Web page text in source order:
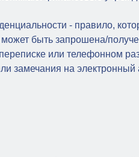
- правило,
быть запрошена/
или телефонном
замечания на электронный